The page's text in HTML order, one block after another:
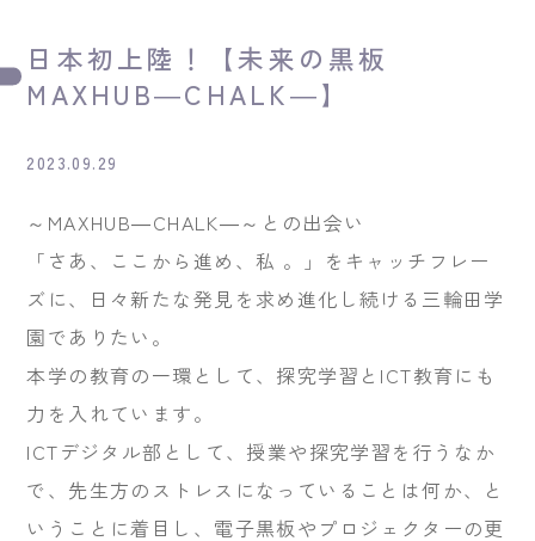
日本初上陸！【未来の黒板
MAXHUB―CHALK―】
2023.09.29
～MAXHUB―CHALK―～との出会い
「さあ、ここから進め、私 。」をキャッチフレー
ズに、日々新たな発見を求め進化し続ける三輪田学
園でありたい。
本学の教育の一環として、探究学習とICT教育にも
力を入れています。
ICTデジタル部として、授業や探究学習を行うなか
で、先生方のストレスになっていることは何か、と
いうことに着目し、電子黒板やプロジェクターの更